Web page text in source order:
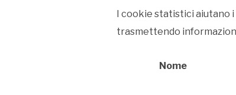
I cookie statistici aiutano
trasmettendo
Nome